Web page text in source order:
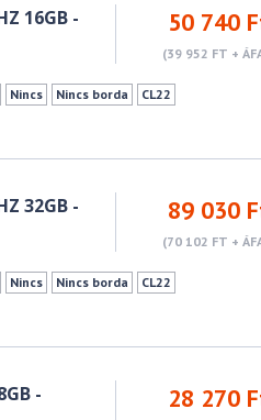
16GB -
50 740
(39 952 FT +
Nincs Nincs borda CL22
32GB -
89 030
(70 102 FT +
Nincs Nincs borda CL22
-
28 270